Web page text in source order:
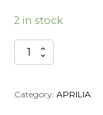
2 in stock
VAVULA
SOLENOIDE
SXV
Category: APRILIA